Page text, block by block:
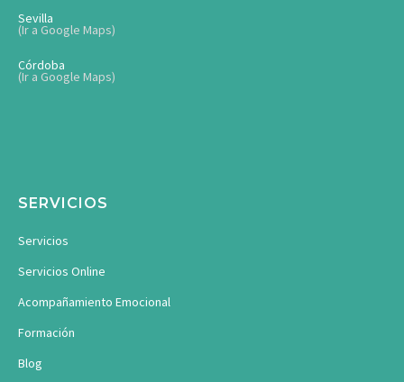
Sevilla
(Ir a Google Maps)
Córdoba
(Ir a Google Maps)
SERVICIOS
Servicios
Servicios Online
Acompañamiento Emocional
Formación
Blog